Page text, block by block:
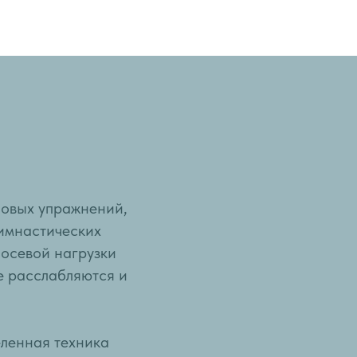
упражнений,
нагрузки
расслабляются и
техника